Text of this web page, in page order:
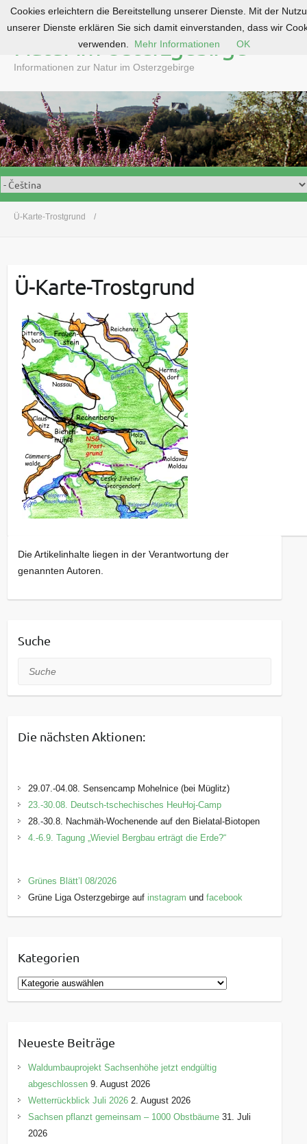
o
c
o
n
t
e
n
Natur im Osterzgebirge
Informationen zur Natur im Osterzgebirge
Ü-Karte-Trostgrund
Ü-Karte-Trostgrund
Die Artikelinhalte liegen in der Verantwortung der
genannten Autoren.
Suche
Suche
Die nächsten Aktionen:
29.07.-04.08. Sensencamp Mohelnice (bei Müglitz)
23.-30.08. Deutsch-tschechisches HeuHoj-Camp
28.-30.8. Nachmäh-Wochenende auf den Bielatal-Biotopen
4.-6.9. Tagung „Wieviel Bergbau erträgt die Erde?“
Grünes Blätt’l 08/2026
Grüne Liga Osterzgebirge auf instagram undfacebook
Kategorien
K
a
g
o
i
e
Neueste Beiträge
Waldumbauprojekt Sachsenhöhe jetzt endgültig
abgeschlossen 9. August 2026
Wetterrückblick Juli 2026 2. August 2026
Sachsen pflanzt gemeinsam – 1000 Obstbäume 31. Juli
2026
Cookies erleichtern die Bereitstellung unserer Dienste. Mit der
unserer Dienste erklären Sie sich damit einverstanden, dass wir
verwenden.
Mehr Informationen OK